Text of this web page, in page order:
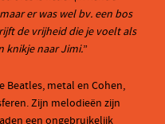
er was wel bv. een bos
de vrijheid die je voelt als
knikje naar Jimi.”
Beatles, metal en Cohen,
Zijn melodieën zijn
een ongebruikelijk